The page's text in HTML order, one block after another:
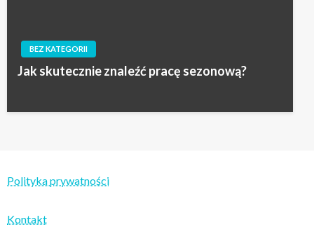
BEZ KATEGORII
Jak skutecznie znaleźć pracę sezonową?
Polityka prywatności
Kontakt